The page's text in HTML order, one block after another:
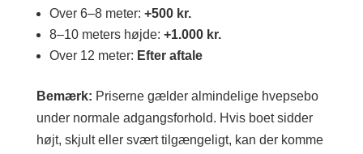
Over 6–8 meter: +500 kr.
8–10 meters højde: +1.000 kr.
Over 12 meter: Efter aftale
Bemærk: Priserne gælder almindelige hvepsebo
under normale adgangsforhold. Hvis boet sidder
højt, skjult eller svært tilgængeligt, kan der komme